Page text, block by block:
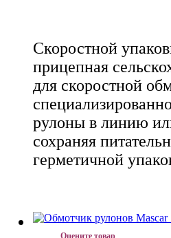
Скоростной
прицепная
для скоростной
рулоны в линию
сохраняя
герметичной
Оцените товар